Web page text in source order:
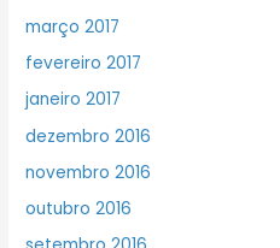
março 2017
fevereiro 2017
janeiro 2017
dezembro 2016
novembro 2016
outubro 2016